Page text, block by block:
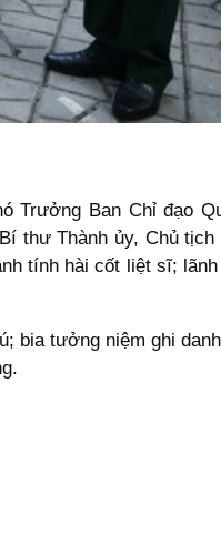
Trưởng Ban Chỉ đạo
thư Thành ủy, Chủ tịch
tính hài cốt liệt sĩ;
bia tưởng niệm ghi